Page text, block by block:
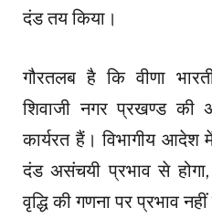
दंड तय किया।
गौरतलब है कि वीणा
शिवाजी नगर प्रखण्ड
कार्यरत हैं। विभागीय आदेश
दंड असंचयी प्रभाव से
वृद्धि की गणना पर प्रभाव